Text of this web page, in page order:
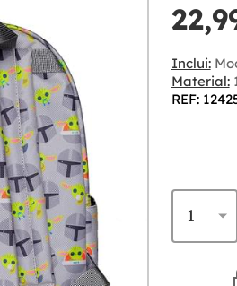
Inclui:
Material:
REF: